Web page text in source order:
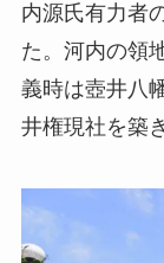
内源氏有力者
た。河内の領
義時は壺井八
井権現社を築